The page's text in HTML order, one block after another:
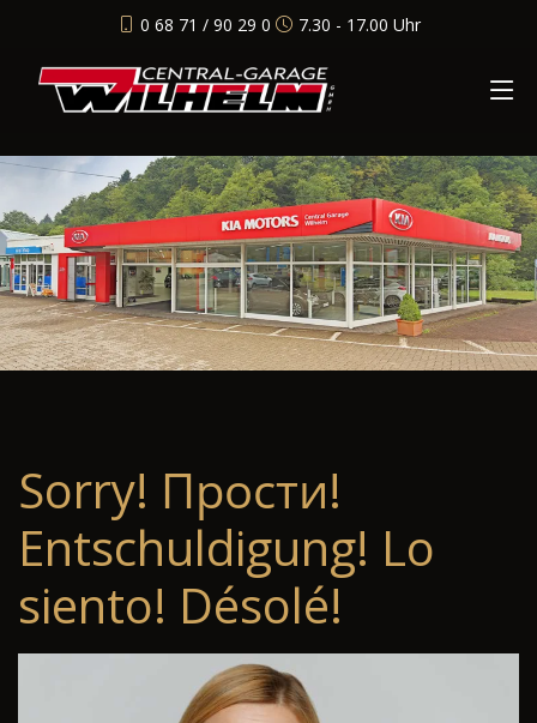
0 68 71 / 90 29 0 7.30 - 17.00 Uhr
Sorry! Прости!
Entschuldigung! Lo
siento! Désolé!